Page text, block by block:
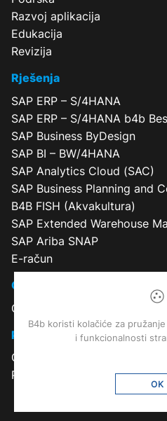
Razvoj aplikacija
Edukacija
Revizija
Rješenja
SAP ERP – S/4HANA
SAP ERP – S/4HANA b4b
SAP Business ByDesign
SAP BI – BW/4HANA
SAP Analytics Cloud (SAC)
SAP Business Planning and
B4B FISH (Akvakultura)
SAP Extended Warehouse
SAP Ariba SNAP
E-račun
O Nama
O Nama
Pomoć
GDPR
Polica Privatnosti
B4b koristi kolačiće za
i funkcionalnosti
OK